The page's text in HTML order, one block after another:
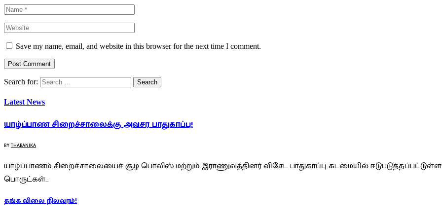
Save my name, email, and website in this browser for the next time I comment.
Search for:
Latest News
யாழ்ப்பாண சிறைச்சாலைக்கு அவசர பாதுகாப்பு!
BYTHARANIKA
யாழ்ப்பாணம் சிறைச்சாலையைச் சூழ பொலிஸ் மற்றும் இராணுவத்தினர் விசேட பாதுகாப்பு கடமையில்
பொருட்கள்…
தங்க விலை நிலவரம்!